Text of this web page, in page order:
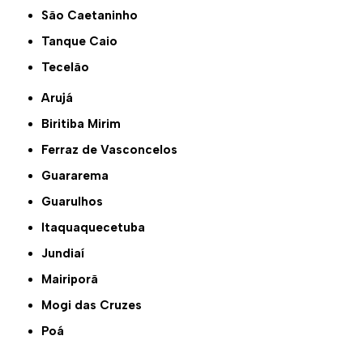
São Caetaninho
Tanque Caio
Tecelão
Arujá
Biritiba Mirim
Ferraz de Vasconcelos
Guararema
Guarulhos
Itaquaquecetuba
Jundiaí
Mairiporã
Mogi das Cruzes
Poá